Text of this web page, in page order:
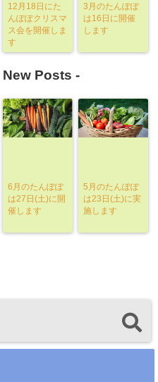
12月18日にた
んぽぽクリスマ
ス会を開催しま
す
3月のたんぽぽ
は16日に開催
します
New Posts -
6月のたんぽぽ
は27日(土)に開
催します
5月のたんぽぽ
は23日(土)に実
施します